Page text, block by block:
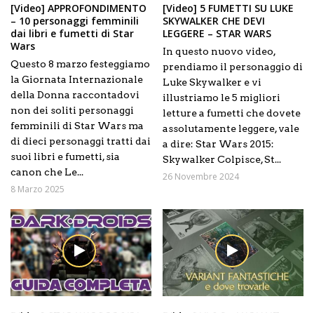
[Video] APPROFONDIMENTO
– 10 personaggi femminili
dai libri e fumetti di Star
Wars
Questo 8 marzo festeggiamo
la Giornata Internazionale
della Donna raccontadovi
non dei soliti personaggi
femminili di Star Wars ma
di dieci personaggi tratti dai
suoi libri e fumetti, sia
canon che Le...
8 Marzo 2025
[Video] 5 FUMETTI SU LUKE
SKYWALKER CHE DEVI
LEGGERE – STAR WARS
In questo nuovo video,
prendiamo il personaggio di
Luke Skywalker e vi
illustriamo le 5 migliori
letture a fumetti che dovete
assolutamente leggere, vale
a dire: Star Wars 2015:
Skywalker Colpisce, St...
26 Novembre 2024